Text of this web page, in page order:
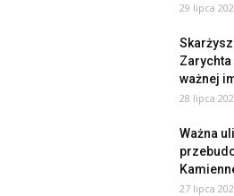
29 lipca
Zarychta
ważnej
28 lipca
Ważna
27 lipca